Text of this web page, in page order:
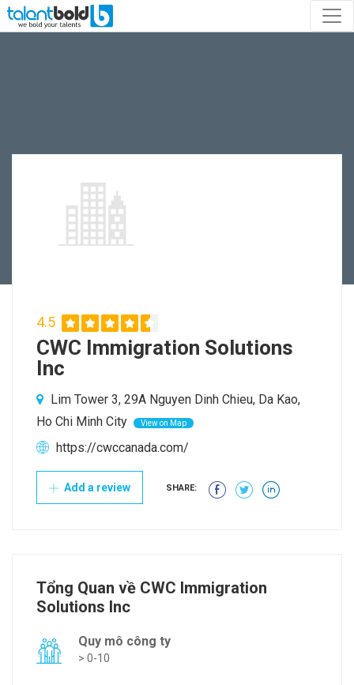
4.5
CWC Immigration Solutions
Inc
Lim Tower 3, 29A Nguyen Dinh Chieu, Da Kao,
Ho Chi Minh City
View on Map
https://cwccanada.com/
Add a review SHARE:
Tổng Quan về CWC Immigration
Solutions Inc
Quy mô công ty
> 0-10